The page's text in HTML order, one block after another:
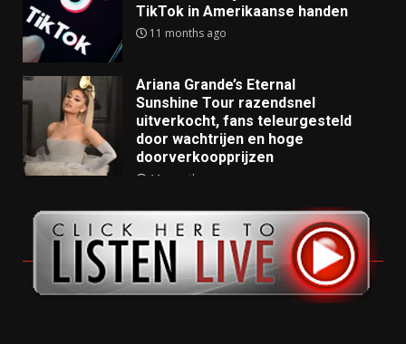
TikTok in Amerikaanse handen
11 months ago
Ariana Grande’s Eternal
Sunshine Tour razendsnel
uitverkocht, fans teleurgesteld
door wachtrijen en hoge
doorverkoopprijzen
11 months ago